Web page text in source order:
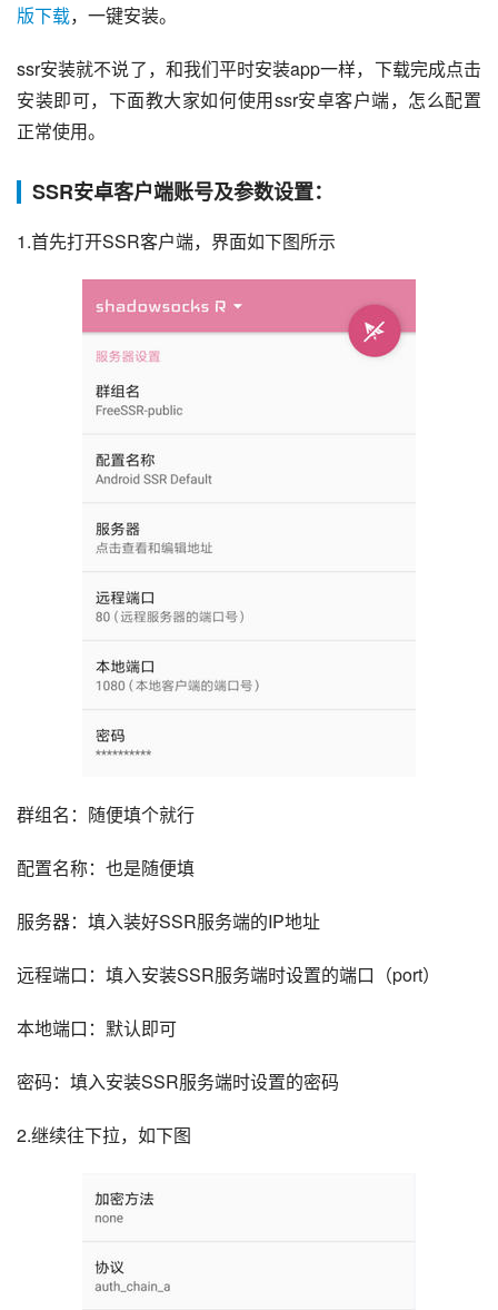
版下载，一键安装。
ssr安装就不说了，和我们平时安装app一样，下载完成点击
安装即可，下面教大家如何使用ssr安卓客户端，怎么配置
正常使用。
SSR安卓客户端账号及参数设置：
1.首先打开SSR客户端，界面如下图所示
群组名：随便填个就行
配置名称：也是随便填
服务器：填入装好SSR服务端的IP地址
远程端口：填入安装SSR服务端时设置的端口（port）
本地端口：默认即可
密码：填入安装SSR服务端时设置的密码
2.继续往下拉，如下图